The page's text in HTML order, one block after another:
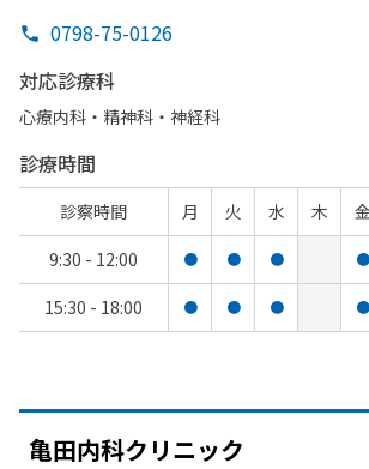
0798-75-0126
対応診療科
心療内科・​精神科・神経科
診療時間
診察時間 月 火 水 木 金
9:30 - 12:00
● ● ● ●
15:30 - 18:00 ● ● ● ●
亀田内科クリニック